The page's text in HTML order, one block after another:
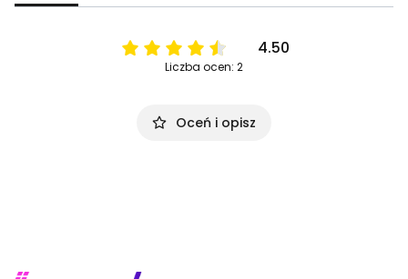
4.50
Liczba ocen: 2
Oceń i opisz